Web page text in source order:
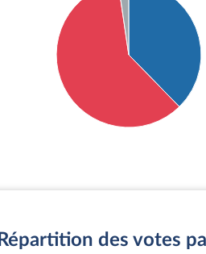
Abstention : 3 députés
Répartition des votes